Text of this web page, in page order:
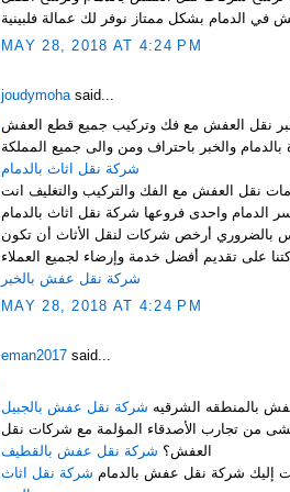
MAY 28, 2018 AT 4:24 PM
joudymohasaid...
نقل العفش مع فك وتركيب جميع قطع العفش
شركة نقل اثاث بالدمام
نقل العفش مع الفك والتركيب والتغليف انت
بالضروري أرخص شركات لنقل الأثاث أن تكون
على تقديم أفضل خدمة وإرضاء لجميع العملاء
شركة نقل عفش بالخبر
MAY 28, 2018 AT 4:24 PM
eman2017 said...
شركة نقل عفش بالجبيل
من تجارب الأصدقاء المؤلمة مع شركات نقل
العفش؟ شركة نقل عفش بالقطيف
إليك شركة نقل عفش بالدمام شركة نقل اثاث